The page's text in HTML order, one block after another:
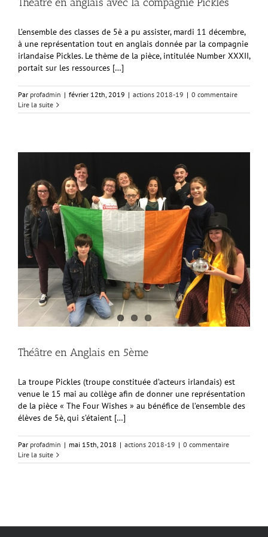
L’ensemble des classes de 5è a pu assister, mardi 11 décembre,
à une représentation tout en anglais donnée par la compagnie
irlandaise Pickles. Le thème de la pièce, intitulée Number XXXII,
portait sur les ressources […]
Par profadmin | février 12th, 2019 | actions 2018-19 | 0 commentaire
Lire la suite
Théâtre en Anglais en 5ème
La troupe Pickles (troupe constituée d’acteurs irlandais) est
venue le 15 mai au collège afin de donner une représentation
de la pièce « The Four Wishes » au bénéfice de l’ensemble des
élèves de 5è, qui s’étaient […]
Par profadmin | mai 15th, 2018 | actions 2018-19 | 0 commentaire
Lire la suite